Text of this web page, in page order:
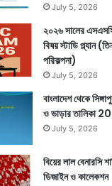
July 5, 2026
২০২৬ সালের এসএসসি
বিষয় স্টাডি প্ল্যান
পরিকল্পনা)
July 5, 2026
বাংলাদেশ থেকে
ও ভাড়ার তালিকা
July 5, 2026
বিয়ের লাল বেনারসি
ডিজাইন ও কালেকশন